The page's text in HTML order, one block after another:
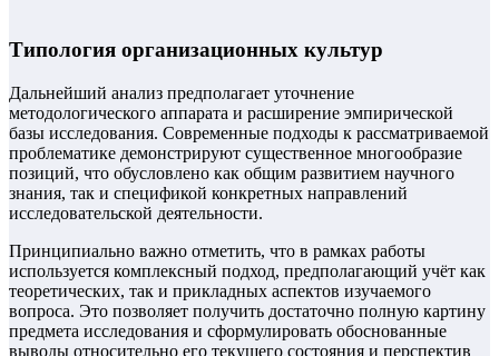
Типология организационных культур
Дальнейший анализ предполагает уточнение
методологического аппарата и расширение эмпирической
базы исследования. Современные подходы к рассматриваемой
проблематике демонстрируют существенное многообразие
позиций, что обусловлено как общим развитием научного
знания, так и спецификой конкретных направлений
исследовательской деятельности.
Принципиально важно отметить, что в рамках работы
используется комплексный подход, предполагающий учёт как
теоретических, так и прикладных аспектов изучаемого
вопроса. Это позволяет получить достаточно полную картину
предмета исследования и сформулировать обоснованные
выводы относительно его текущего состояния и перспектив